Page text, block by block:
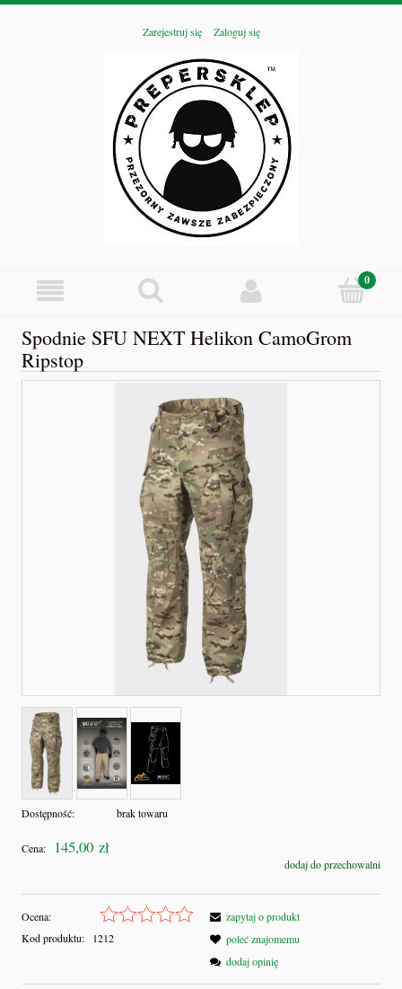
Zarejestruj się Zaloguj się
Spodnie SFU NEXT Helikon CamoGrom
Ripstop
Dostępność: brak towaru
Cena: 145,00 zł
dodaj do przechowalni
Ocena:
Kod produktu:
1212
zapytaj o produkt
poleć znajomemu
dodaj opinię